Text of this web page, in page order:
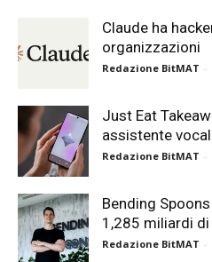
Claude ha
organizzazioni
Redazione BitMAT -
Just Eat
assistente
Redazione BitMAT -
Bending
1,285 miliardi
Redazione BitMAT -